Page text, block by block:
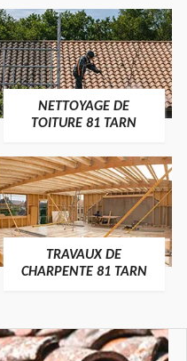
NETTOYAGE DE
TOITURE 81 TARN
TRAVAUX DE
CHARPENTE 81 TARN